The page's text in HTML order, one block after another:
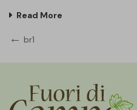
Read More
articoli
Previous
br1